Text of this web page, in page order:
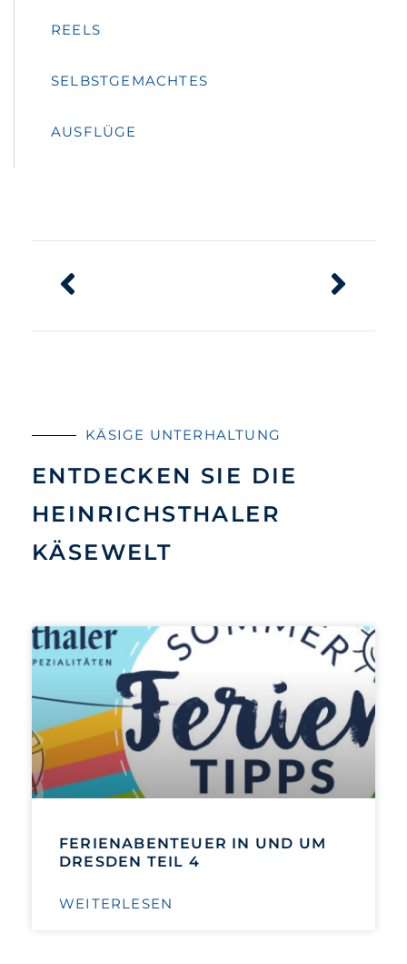
REELS
SELBSTGEMACHTES
AUSFLÜGE
KÄSIGE UNTERHALTUNG
ENTDECKEN SIE DIE
HEINRICHSTHALER
KÄSEWELT
FERIENABENTEUER IN UND UM
DRESDEN TEIL 4
WEITERLESEN